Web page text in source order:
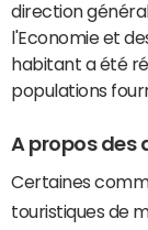
direction
l'Economie et
habitant a été
populations
A propos des
Certaines
touristiques de